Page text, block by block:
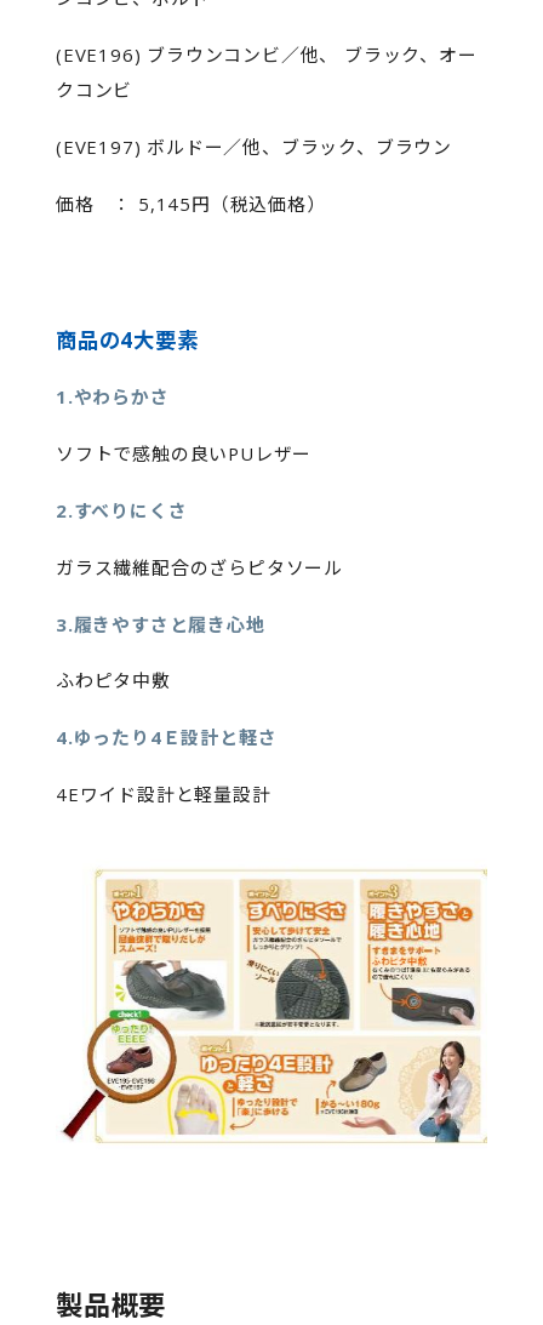
(EVE196) ブラウンコンビ／他、 ブラック、オー
クコンビ
(EVE197) ボルドー／他、ブラック、ブラウン
価格 ： 5,145円（税込価格）
商品の4大要素
1.やわらかさ
ソフトで感触の良いPUレザー
2.すべりにくさ
ガラス繊維配合のざらピタソール
3.履きやすさと履き心地
ふわピタ中敷
4.ゆったり4Ｅ設計と軽さ
4Eワイド設計と軽量設計
製品概要